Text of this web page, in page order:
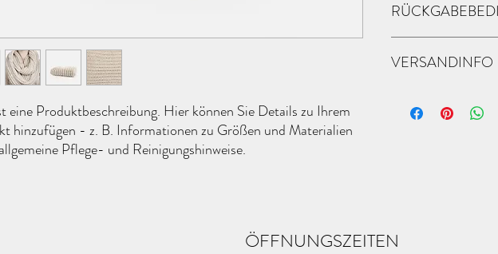
eine Produktbeschreibung. Hier können Sie Details zu Ihrem
hinzufügen - z. B. Informationen zu Größen und Materialien
Pflege- und Reinigungshinweise.
Ihrem Produkt
Kunden von diesem
erklären, was zu tun
Ihrer Kunden zu
VERSANDINFO
über Versand,
ÖFFNUNGSZEITEN